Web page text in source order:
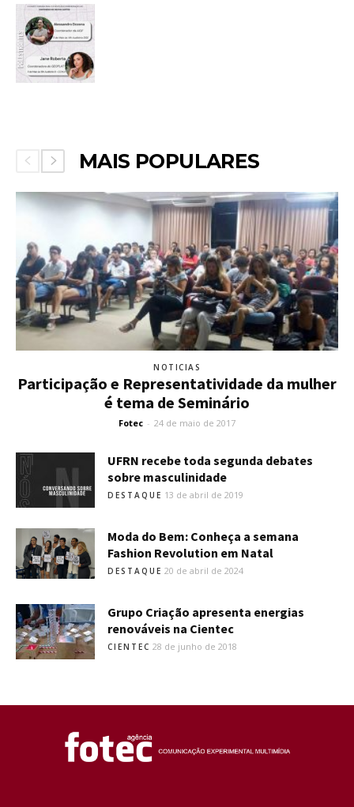
MAIS POPULARES
NOTICIAS
Participação e Representatividade da mulher
é tema de Seminário
Fotec - 24 de maio de 2017
UFRN recebe toda segunda debates
sobre masculinidade
DESTAQUE 13 de abril de 2019
Moda do Bem: Conheça a semana
Fashion Revolution em Natal
DESTAQUE 20 de abril de 2024
Grupo Criação apresenta energias
renováveis na Cientec
CIENTEC 28 de junho de 2018